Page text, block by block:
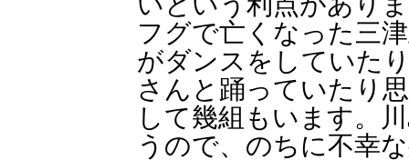
フグで亡くなった三
がダンスをしていた
さんと踊っていたり
して幾組もいます。
うので、のちに不幸